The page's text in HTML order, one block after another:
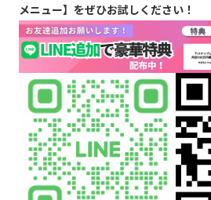
メニュー】をぜひお試しください！